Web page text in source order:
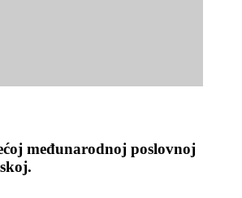
međunarodnoj poslovnoj